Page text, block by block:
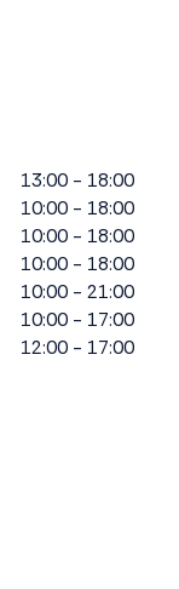
13:00 - 18:00
10:00 - 18:00
10:00 - 18:00
10:00 - 18:00
10:00 - 21:00
10:00 - 17:00
12:00 - 17:00